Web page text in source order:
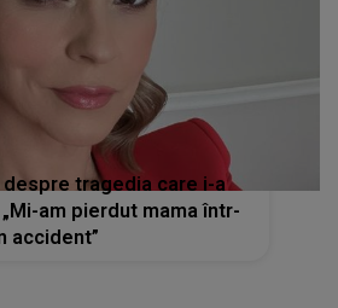
tragedia care i-a
am pierdut mama într-
accident”